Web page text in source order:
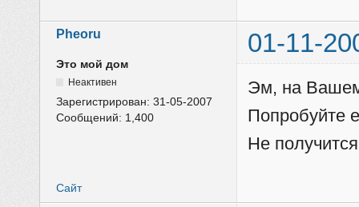
Pheoru 01-11-
Это мой дом
Неактивен
Зарегистрирован:31-05-2007
Сообщений: 1,400
Эм, на
Попробуйте
Не
Сайт